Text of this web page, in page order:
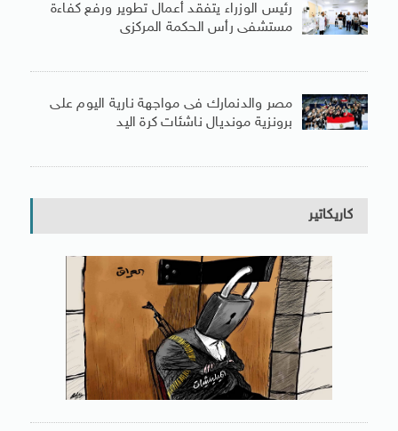
رئيس الوزراء يتفقد أعمال تطوير ورفع كفاءة
مستشفى رأس الحكمة المركزى
مصر والدنمارك فى مواجهة نارية اليوم على
برونزية مونديال ناشئات كرة اليد
كاريكاتير